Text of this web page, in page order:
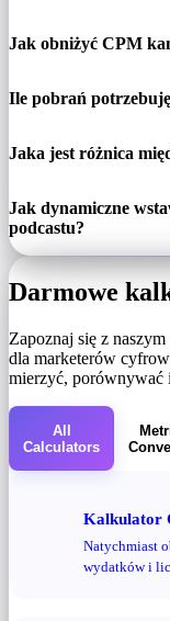
Jak obniżyć CPM
Ile pobrań
Jaka jest różnica
Jak dynamiczne
podcastu?
Darmowe
Zapoznaj się z
dla marketerów
mierzyć, porównywać
All
Calculators
Kalkulator
Natychmiast
wydatków i